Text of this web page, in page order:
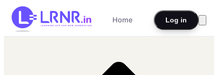
Home Log in